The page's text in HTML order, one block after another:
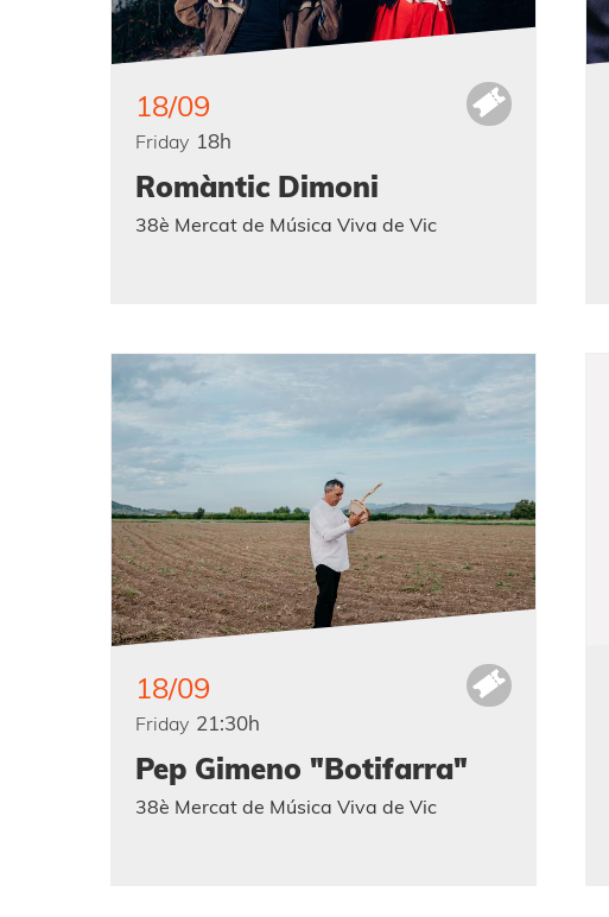
18/09
Friday 18h
Romàntic Dimoni
38è Mercat de Música Viva de Vic
18/09
Friday 21:30h
Pep Gimeno "Botifarra"
38è Mercat de Música Viva de Vic